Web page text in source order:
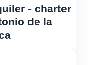
- charter
de la